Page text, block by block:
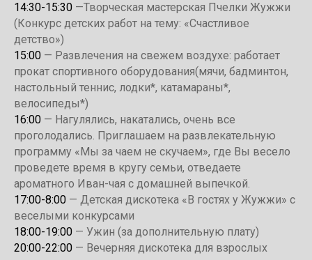
14:30-15:30 —Творческая мастерская Пчелки Жужжи
(Конкурс детских работ на тему: «Счастливое
детство»)
15:00 — Развлечения на свежем воздухе: работает
прокат спортивного оборудования(мячи, бадминтон,
настольный теннис, лодки*, катамараны*,
велосипеды*)
16:00 — Нагулялись, накатались, очень все
проголодались. Приглашаем на развлекательную
программу «Мы за чаем не скучаем», где Вы весело
проведете время в кругу семьи, отведаете
ароматного Иван-чая с домашней выпечкой.
17:00-8:00 — Детская дискотека «В гостях у Жужжи» с
веселыми конкурсами
18:00-19:00 — Ужин (за дополнительную плату)
20:00-22:00 — Вечерняя дискотека для взрослых